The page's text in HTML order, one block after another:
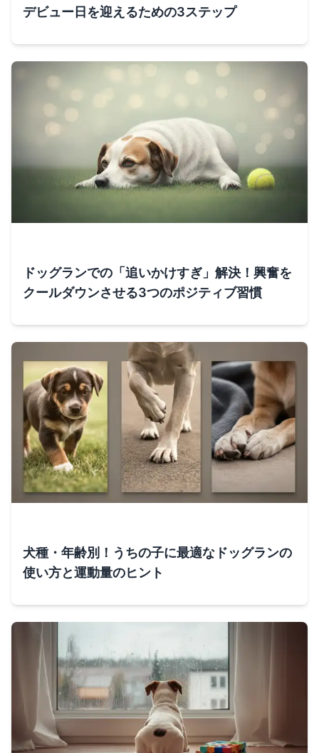
デビュー日を迎えるための3ステップ
ドッグランでの「追いかけすぎ」解決！興奮を
クールダウンさせる3つのポジティブ習慣
犬種・年齢別！うちの子に最適なドッグランの
使い方と運動量のヒント